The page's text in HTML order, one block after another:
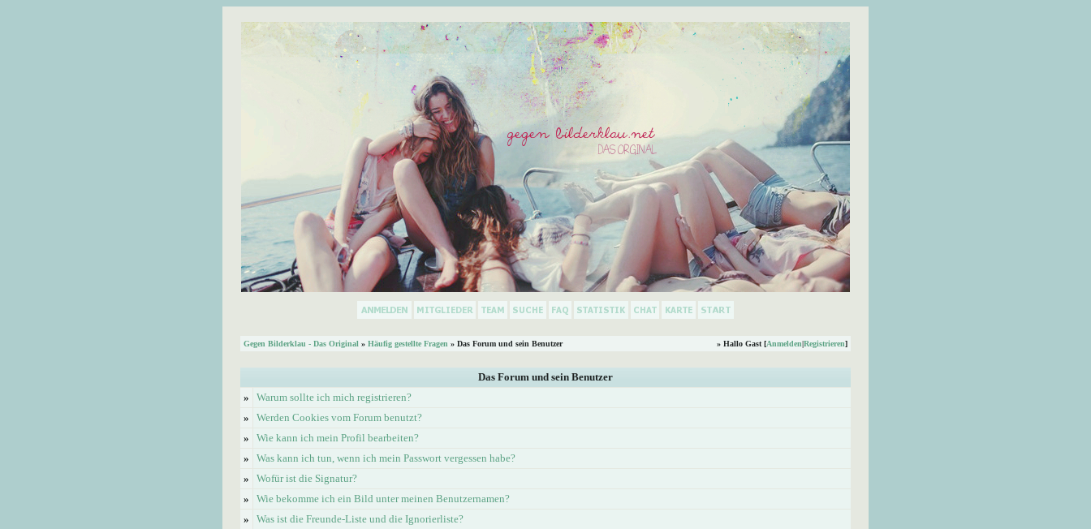
Gegen Bilderklau - Das Original » Häufig gestellte Fragen » Das Forum und sein Benutzer » Hallo Gast [Anmelden|Registrieren]
Das Forum und sein Benutzer
»
Warum sollte ich mich registrieren?
»
Werden Cookies vom Forum benutzt?
»
Wie kann ich mein Profil bearbeiten?
»
Was kann ich tun, wenn ich mein Passwort vergessen habe?
»
Wofür ist die Signatur?
»
Wie bekomme ich ein Bild unter meinen Benutzernamen?
»
Was ist die Freunde-Liste und die Ignorierliste?